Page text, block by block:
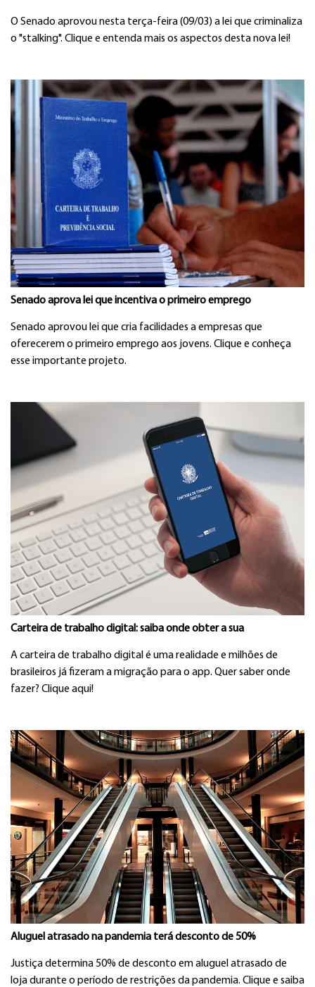
O Senado aprovou nesta terça-feira (09/03) a lei que criminaliza
o "stalking". Clique e entenda mais os aspectos desta nova lei!
Senado aprova lei que incentiva o primeiro emprego
Senado aprovou lei que cria facilidades a empresas que
oferecerem o primeiro emprego aos jovens. Clique e conheça
esse importante projeto.
Carteira de trabalho digital: saiba onde obter a sua
A carteira de trabalho digital é uma realidade e milhões de
brasileiros já fizeram a migração para o app. Quer saber onde
fazer? Clique aqui!
Aluguel atrasado na pandemia terá desconto de 50%
Justiça determina 50% de desconto em aluguel atrasado de
loja durante o período de restrições da pandemia. Clique e saiba